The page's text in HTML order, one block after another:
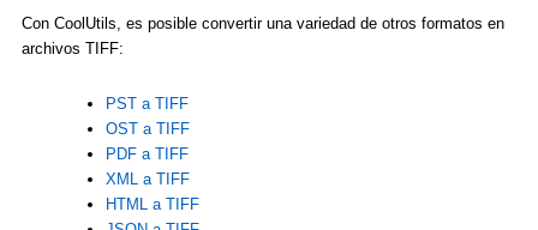
Con CoolUtils, es posible convertir una variedad de otros formatos en
archivos TIFF:
PST a TIFF
OST a TIFF
PDF a TIFF
XML a TIFF
HTML a TIFF